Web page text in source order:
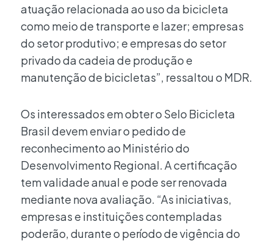
atuação relacionada ao uso da bicicleta
como meio de transporte e lazer; empresas
do setor produtivo; e empresas do setor
privado da cadeia de produção e
manutenção de bicicletas”, ressaltou o MDR.
Os interessados em obter o Selo Bicicleta
Brasil devem enviar o pedido de
reconhecimento ao Ministério do
Desenvolvimento Regional. A certificação
tem validade anual e pode ser renovada
mediante nova avaliação. “As iniciativas,
empresas e instituições contempladas
poderão, durante o período de vigência do